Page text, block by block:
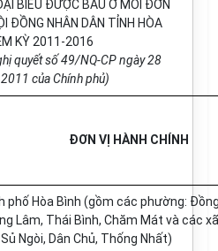
BIỂU ĐƯỢC BẦU Ở MỖI ĐƠN
ĐỒNG NHÂN DÂN TỈNH HÒA
KỲ 2011-2016
quyết số 49/NQ-CP ngày 28
của Chính phủ)
ĐƠN VỊ HÀNH CHÍNH
phố Hòa Bình (gồm các phường:
Lâm, Thái Bình, Chăm Mát và các
Ngòi, Dân Chủ, Thống Nhất)